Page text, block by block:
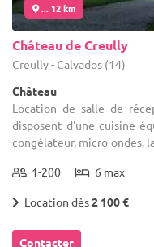
... 12 km
Château de Creully
Creully - Calvados (14)
Château
Location de salle de
disposent d'une cuisine
congélateur, micro-ondes,
1-200 6 max
Location dès2 100 €
Contacter